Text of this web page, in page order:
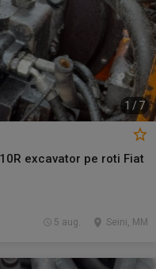
1 / 7
excavator pe roti Fiat
Seini, MM
5 aug.